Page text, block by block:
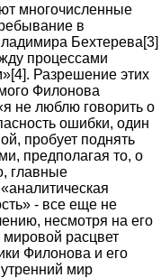
многочисленные
в
Бехтерева[3]
процессами
Разрешение этих
Филонова
не люблю говорить о
ошибки, один
пробует поднять
предполагая то, о
главные
- все еще не
несмотря на его
мировой расцвет
Филонова и его
мир